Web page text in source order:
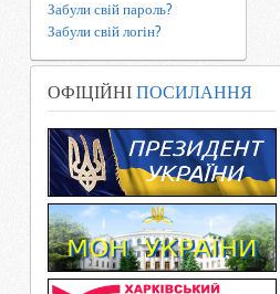
Забули свій пароль?
Забули свій логін?
ОФІЦІЙНІ ПОСИЛАННЯ